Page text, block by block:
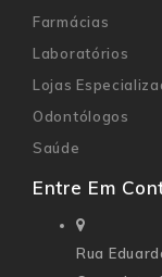
Farmácias
Laboratórios
Lojas
Odontólogos
Saúde
Entre Em
Rua